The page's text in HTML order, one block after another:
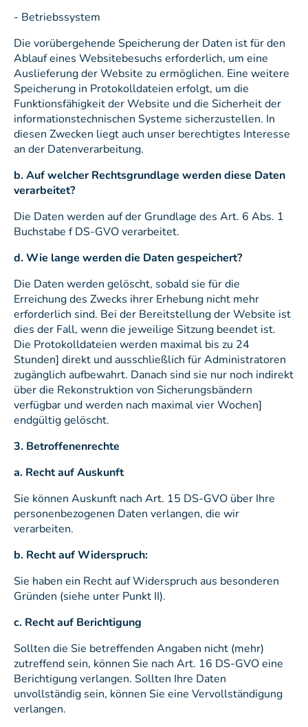
- Betriebssystem
Die vorübergehende Speicherung der Daten ist für den
Ablauf eines Websitebesuchs erforderlich, um eine
Auslieferung der Website zu ermöglichen. Eine weitere
Speicherung in Protokolldateien erfolgt, um die
Funktionsfähigkeit der Website und die Sicherheit der
informationstechnischen Systeme sicherzustellen. In
diesen Zwecken liegt auch unser berechtigtes Interesse
an der Datenverarbeitung.
b. Auf welcher Rechtsgrundlage werden diese Daten
verarbeitet?
Die Daten werden auf der Grundlage des Art. 6 Abs. 1
Buchstabe f DS-GVO verarbeitet.
d. Wie lange werden die Daten gespeichert?
Die Daten werden gelöscht, sobald sie für die
Erreichung des Zwecks ihrer Erhebung nicht mehr
erforderlich sind. Bei der Bereitstellung der Website ist
dies der Fall, wenn die jeweilige Sitzung beendet ist.
Die Protokolldateien werden maximal bis zu 24
Stunden] direkt und ausschließlich für Administratoren
zugänglich aufbewahrt. Danach sind sie nur noch indirekt
über die Rekonstruktion von Sicherungsbändern
verfügbar und werden nach maximal vier Wochen]
endgültig gelöscht.
3. Betroffenenrechte
a. Recht auf Auskunft
Sie können Auskunft nach Art. 15 DS-GVO über Ihre
personenbezogenen Daten verlangen, die wir
verarbeiten.
b. Recht auf Widerspruch:
Sie haben ein Recht auf Widerspruch aus besonderen
Gründen (siehe unter Punkt II).
c. Recht auf Berichtigung
Sollten die Sie betreffenden Angaben nicht (mehr)
zutreffend sein, können Sie nach Art. 16 DS-GVO eine
Berichtigung verlangen. Sollten Ihre Daten
unvollständig sein, können Sie eine Vervollständigung
verlangen.